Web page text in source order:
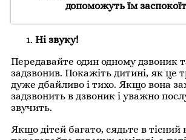
допоможуть їм
Ні звуку!
Передавайте один одному дзвоник
задзвонив. Покажіть дитині, як це
дуже дбайливо і тихо. Якщо вона
задзвонить в дзвоник і уважно
звучить.
Якщо дітей багато, сядьте в тісний